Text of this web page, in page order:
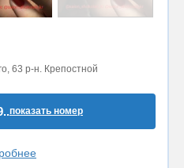
63 р-н. Крепостной
показать номер